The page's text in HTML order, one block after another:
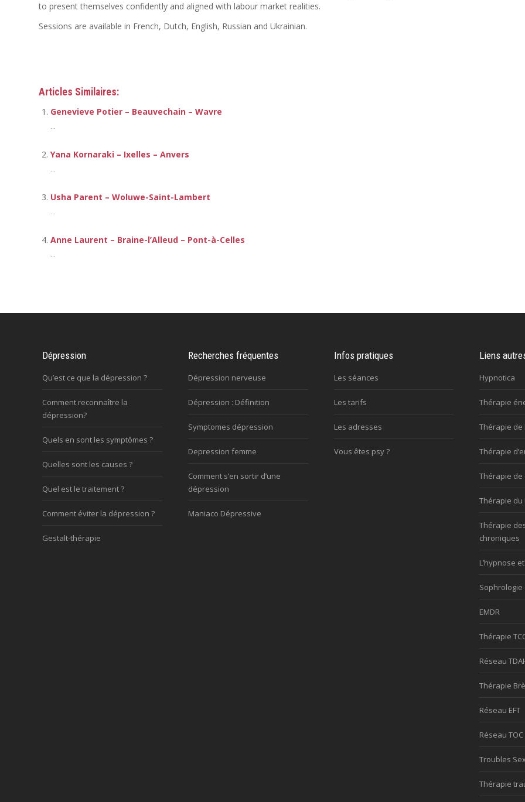
to present themselves confidently and aligned with labour market realities.
Sessions are available in French, Dutch, English, Russian and Ukrainian.
Articles Similaires:
Genevieve Potier – Beauvechain – Wavre
...
Yana Kornaraki – Ixelles – Anvers
...
Usha Parent – Woluwe-Saint-Lambert
...
Anne Laurent – Braine-l’Alleud – Pont-à-Celles
...
Dépression
Qu’est ce que la dépression ?
Comment reconnaître la
dépression?
Quels en sont les symptômes ?
Quelles sont les causes ?
Quel est le traitement ?
Comment éviter la dépression ?
Gestalt-thérapie
Recherches fréquentes
Dépression nerveuse
Dépression : Définition
Symptomes dépression
Depression femme
Comment s’en sortir d’une
dépression
Maniaco Dépressive
Infos pratiques
Les séances
Les tarifs
Les adresses
Vous êtes psy ?
Liens
Hypnotica
Thérapie
Thérapie de
Thérapie
Thérapie de
Thérapie du
Thérapie
chroniques
L’hypnose
EMDR
Thérapie
Réseau
Thérapie
Réseau EFT
Réseau TOC
Troubles
Thérapie